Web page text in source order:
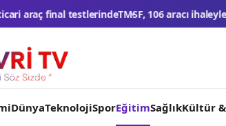
106 aracı ihaleyle satışa sunacakDüğün
DünyaTeknolojiSporEğitimSağlıkKültür